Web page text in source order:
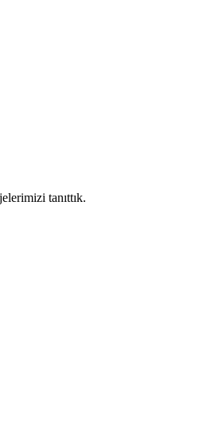
tanıttık.